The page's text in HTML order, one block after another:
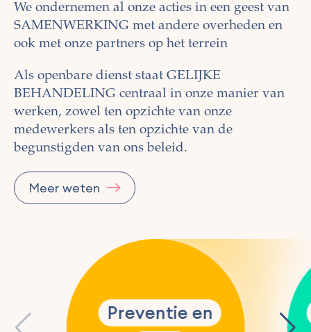
We ondernemen al onze acties in een geest van
SAMENWERKING met andere overheden en
ook met onze partners op het terrein
Als openbare dienst staat GELIJKE
BEHANDELING centraal in onze manier van
werken, zowel ten opzichte van onze
medewerkers als ten opzichte van de
begunstigden van ons beleid.
Meer weten
Preventie en